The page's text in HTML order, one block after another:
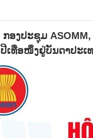
ກອງປະຊຸມ
ປີເທື່ອໜຶ່ງຢູ່ບັນດາປະເ